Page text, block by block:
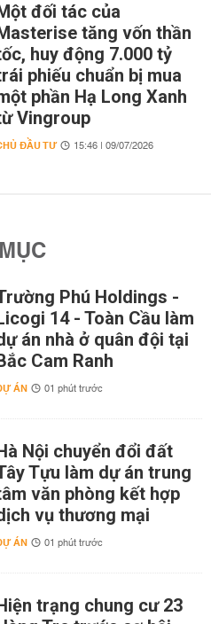
đối tác của
tăng vốn thần
huy động 7.000 tỷ
phiếu chuẩn bị mua
phần Hạ Long Xanh
Vingroup
ĐẦU TƯ 15:46 | 09/07/2026
Phú Holdings -
14 - Toàn Cầu làm
án nhà ở quân đội tại
Cam Ranh
ÁN 01 phút trước
Nội chuyển đổi đất
Tựu làm dự án trung
văn phòng kết hợp
vụ thương mại
ÁN 01 phút trước
trạng chung cư 23